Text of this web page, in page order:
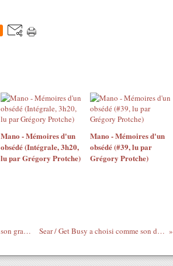
Mano - Mémoires d'un
obsédé (Intégrale, 3h20,
lu par Grégory Protche)
Mano - Mémoires d'un
obsédé (#39, lu par
Grégory Protche)
Christina signe un Live Performance chez Oprah pour son grand retour... Sear / Get Busy a choisi comme son du jour...